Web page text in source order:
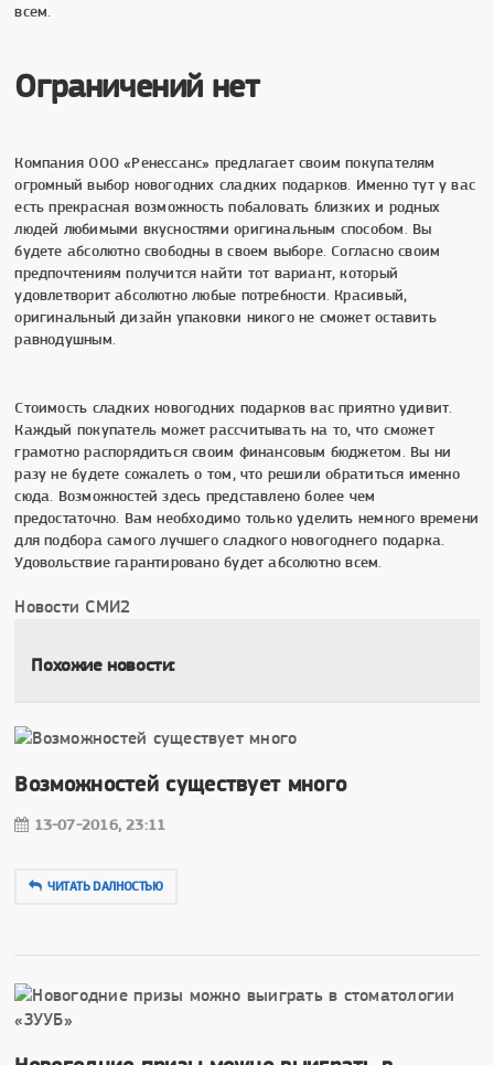
всем.
Ограничений нет
Компания ООО «Ренессанс» предлагает своим покупателям
огромный выбор новогодних сладких подарков. Именно тут у вас
есть прекрасная возможность побаловать близких и родных
людей любимыми вкусностями оригинальным способом. Вы
будете абсолютно свободны в своем выборе. Согласно своим
предпочтениям получится найти тот вариант, который
удовлетворит абсолютно любые потребности. Красивый,
оригинальный дизайн упаковки никого не сможет оставить
равнодушным.
Стоимость сладких новогодних подарков вас приятно удивит.
Каждый покупатель может рассчитывать на то, что сможет
грамотно распорядиться своим финансовым бюджетом. Вы ни
разу не будете сожалеть о том, что решили обратиться именно
сюда. Возможностей здесь представлено более чем
предостаточно. Вам необходимо только уделить немного времени
для подбора самого лучшего сладкого новогоднего подарка.
Удовольствие гарантировано будет абсолютно всем.
Новости СМИ2
Похожие новости:
Возможностей существует много
13-07-2016, 23:11
ЧИТАТЬ DAЛНОСТЬЮ